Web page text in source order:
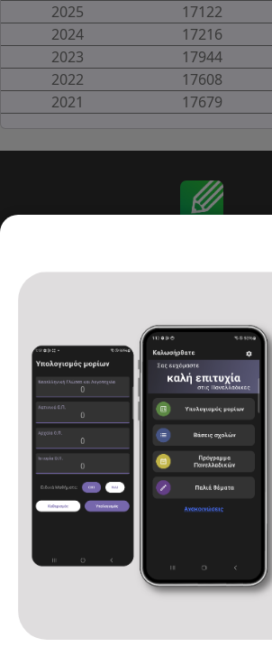
2025
17122
2024
17216
2023
17944
2022
17608
2021
17679
Αρχική
Υπολογισμός μορίων
Βάσεις σχολών
Πρόγραμμα
Παλιά θέματα
Επικοινωνία